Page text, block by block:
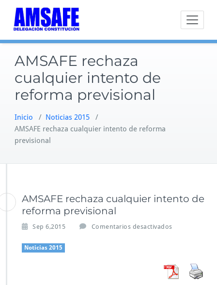
Saltar
contenido
AMSAFE rechaza
cualquier intento de
reforma previsional
Inicio / Noticias 2015 /
AMSAFE rechaza cualquier intento de reforma
previsional
AMSAFE rechaza cualquier intento de
reforma previsional
Sep 6,2015 Comentarios desactivados
S
A
Noticias 2015